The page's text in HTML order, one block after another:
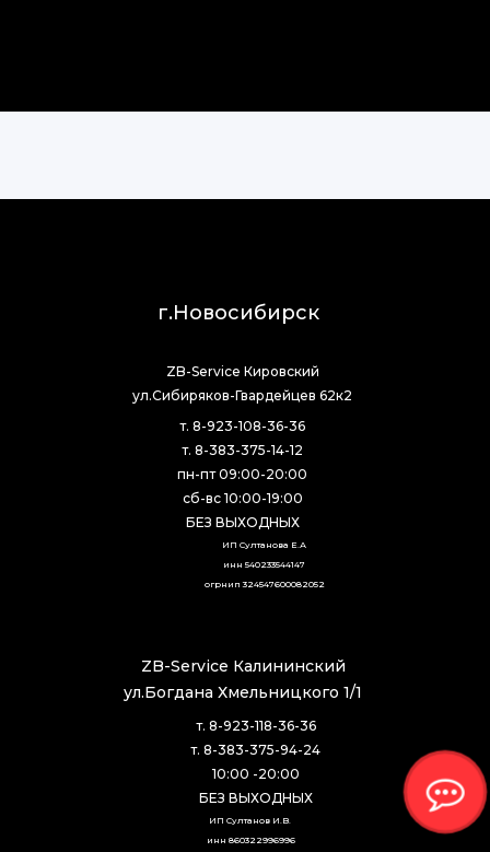
г.Новосибирск
т. 8-923-108-36-36
т. 8-383-375-14-12
пн-пт 09:00-20:00
сб-вс 10:00-19:00
БЕЗ ВЫХОДНЫХ
ZB-Service Калининский
ул.Богдана Хмельницкого 1/1
т. 8-923-118-36-36
т. 8-383-375-94-24
10:00 -20:00
БЕЗ ВЫХОДНЫХ
ZB-Service Кировский
ул.Сибиряков-Гвардейцев 62к2
ИП Султанова Е.А
инн 540233544147
огрнип 324547600082052
ИП Султанов И.В.
инн 860322996996